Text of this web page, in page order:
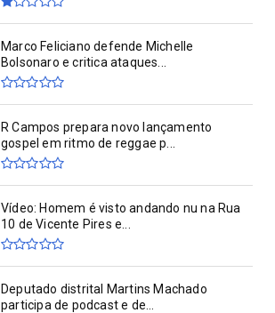
Marco Feliciano defende Michelle
Bolsonaro e critica ataques...
R Campos prepara novo lançamento
gospel em ritmo de reggae p...
Vídeo: Homem é visto andando nu na Rua
10 de Vicente Pires e...
Deputado distrital Martins Machado
participa de podcast e de...